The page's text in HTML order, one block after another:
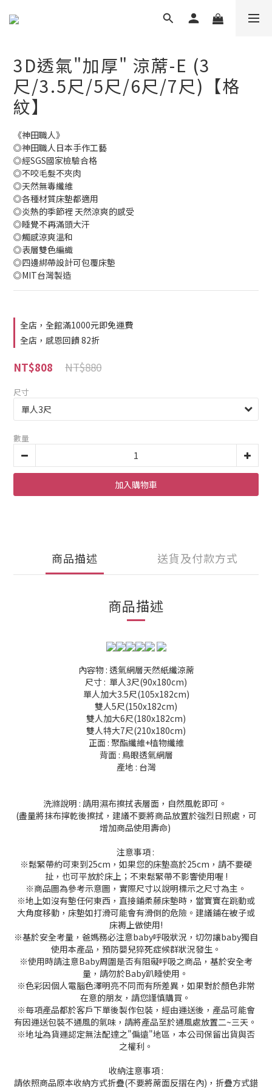
3D透氣"加厚" 涼蓆-E (3
尺/3.5尺/5尺/6尺/7尺)【格
紋】
《神田職人》
◎神田職人日本手作工藝
◎經SGS國家檢驗合格
◎不咬毛髮不夾肉
◎天然無毒纖維
◎各種材質床墊都適用
◎炎熱的季節裡 天然涼爽的感受
◎睡覺不再滿頭大汗
◎觸感涼爽溫和
◎表層雙色編織
◎四邊綁帶設計可包覆床墊
◎MIT台灣製造
全店，全館滿1000元即免運費
全店，感恩回饋 82折
NT$880
NT$808
尺寸
數量
加入購物車
商品描述 送貨及付款方式
商品描述
內容物 : 透氣網層天然紙纖涼蓆
尺寸 : 單人3尺(90x180cm)
單人加大3.5尺(105x182cm)
雙人5尺(150x182cm)
雙人加大6尺(180x182cm)
雙人特大7尺(210x180cm)
正面 : 聚酯纖維+植物纖維
背面 : 鳥眼透氣網層
產地 : 台灣
洗滌說明 : 請用濕布擦拭表層面，自然風乾即可。
(盡量將抹布擰乾後擦拭，建議不要將商品放置於強烈日照處，可
增加商品使用壽命)
注意事項 :
※鬆緊帶約可束到25cm，如果您的床墊高於25cm，請不要硬
扯，也可平放於床上；不束鬆緊帶不影響使用喔 !
※商品圖為參考示意圖，實際尺寸以說明標示之尺寸為主。
※地上如沒有墊任何東西，直接鋪柔藤床墊時，當寶寶在跳動或
大角度移動，床墊如打滑可能會有滑倒的危險。建議鋪在被子或
床褥上做使用!
※基於安全考量，爸媽務必注意baby呼吸狀況，切勿讓baby獨自
使用本產品，預防嬰兒猝死症候群狀況發生。
※使用時請注意Baby周圍是否有阻礙呼吸之商品，基於安全考
量，請勿於Baby趴睡使用。
※色彩因個人電腦色澤明亮不同而有所差異，如果對於顏色非常
在意的朋友，請您謹慎購買。
※每項產品都於客戶下單後製作包裝，經由運送後，產品可能會
有因運送包裝不通風的氣味，請將產品至於通風處放置二~三天。
※地址為貨運認定無法配達之"偏遠"地區，本公司保留出貨與否
之權利。
收納注意事項 :
請依照商品原本收納方式折疊(不要將蓆面反摺在內)，折疊方式錯